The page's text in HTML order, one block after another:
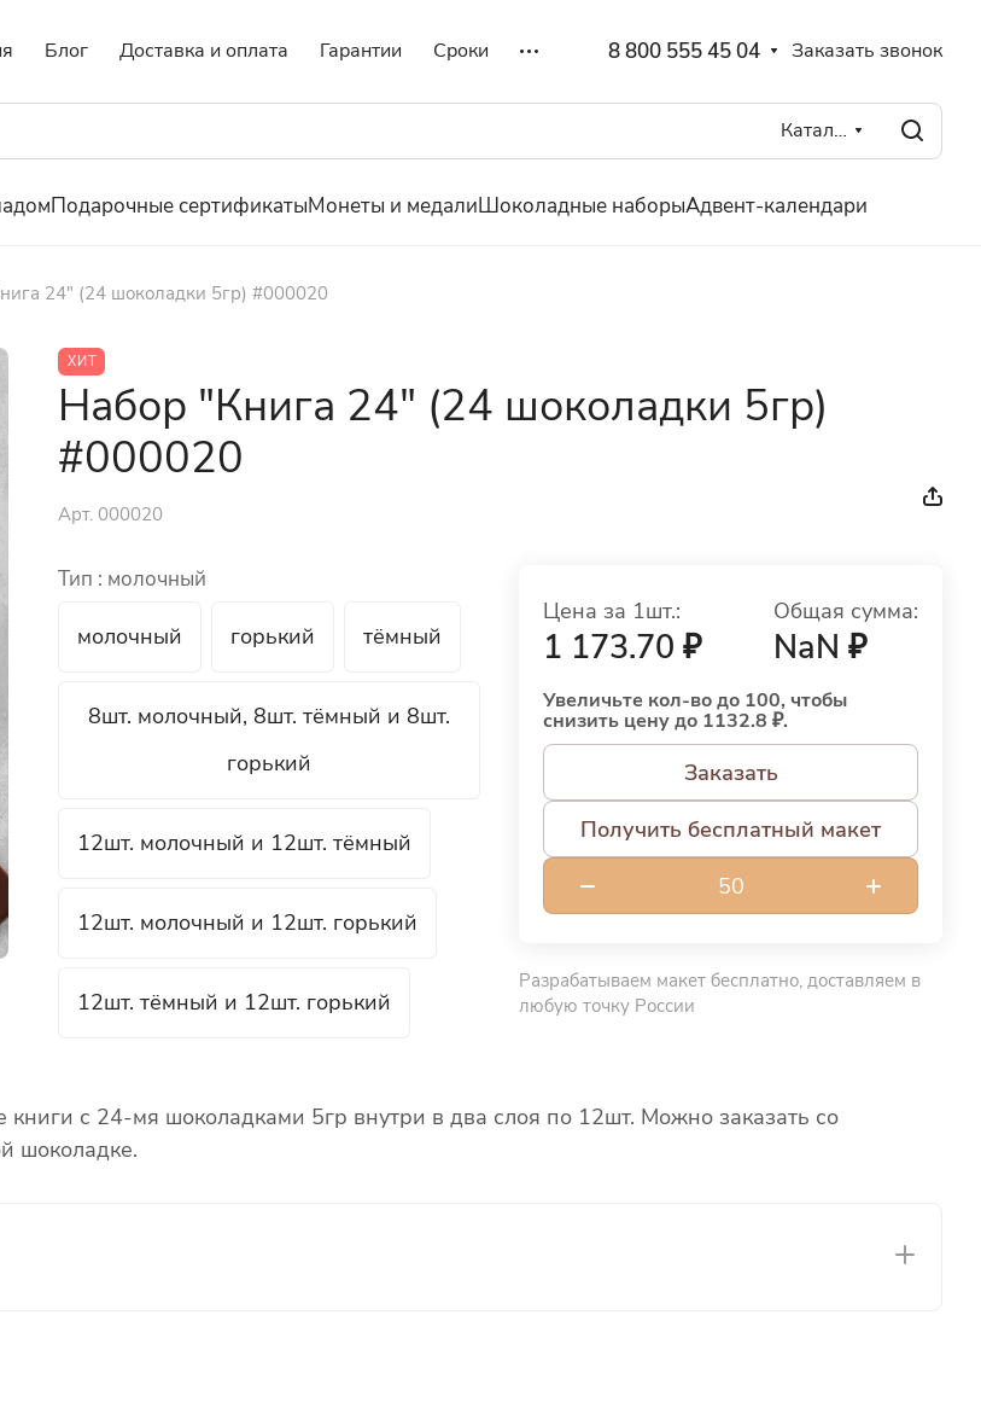
Блог Доставка и оплата Гарантии Сроки 8 800 555 45 04 Заказать звонок
Каталог
Подарочные сертификатыМонеты и медалиШоколадные наборыАдвент-календари
24" (24 шоколадки 5гр) #000020
ХИТ
Набор "Книга 24" (24 шоколадки 5гр)
#000020
Арт. 000020
Тип : молочный
молочный горький тёмный
8шт. молочный, 8шт. тёмный и 8шт.
горький
12шт. молочный и 12шт. тёмный
12шт. молочный и 12шт. горький
12шт. тёмный и 12шт. горький
Цена за 1шт.:
1 173.70 ₽
Общая сумма:
NaN ₽
Увеличьте кол-во до 100, чтобы
снизить цену до 1132.8 ₽.
Заказать
Получить бесплатный макет
Разрабатываем макет бесплатно, доставляем в
любую точку России
с 24-мя шоколадками 5гр внутри в два слоя по 12шт. Можно заказать со
шоколадке.